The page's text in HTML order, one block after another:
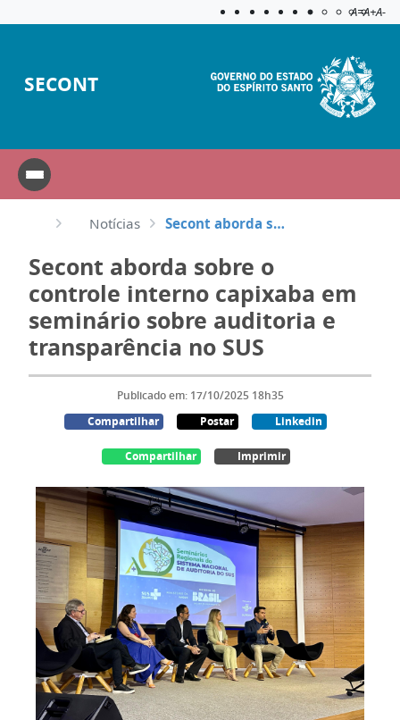
Aplicar
A=A+A-
SECONT
Notícias Secont aborda sobre o controle interno capixaba em seminário sobre auditoria e transparência no SUS
Secont aborda sobre o
controle interno capixaba em
seminário sobre auditoria e
transparência no SUS
Publicado em: 17/10/2025 18h35
Compartilhar
Postar Linkedin
Compartilhar Imprimir